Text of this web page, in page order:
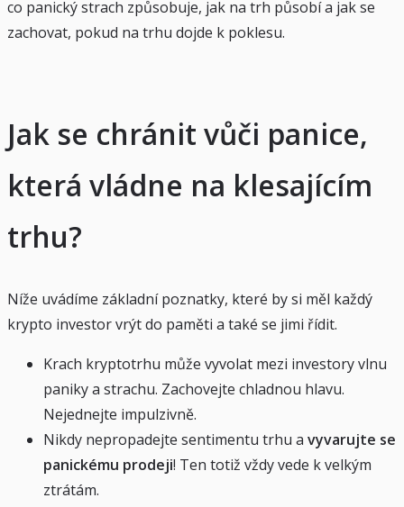
co panický strach způsobuje, jak na trh působí a jak se
zachovat, pokud na trhu dojde k poklesu.
Jak se chránit vůči panice,
která vládne na klesajícím
trhu?
Níže uvádíme základní poznatky, které by si měl každý
krypto investor vrýt do paměti a také se jimi řídit.
Krach kryptotrhu může vyvolat mezi investory vlnu
paniky a strachu. Zachovejte chladnou hlavu.
Nejednejte impulzivně.
Nikdy nepropadejte sentimentu trhu a vyvarujte se
panickému prodeji! Ten totiž vždy vede k velkým
ztrátám.